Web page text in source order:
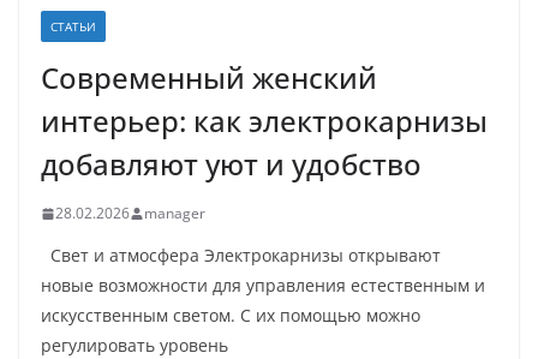
СТАТЬИ
Современный женский
интерьер: как электрокарнизы
добавляют уют и удобство
28.02.2026 manager
Свет и атмосфера Электрокарнизы открывают
новые возможности для управления естественным и
искусственным светом. С их помощью можно
регулировать уровень